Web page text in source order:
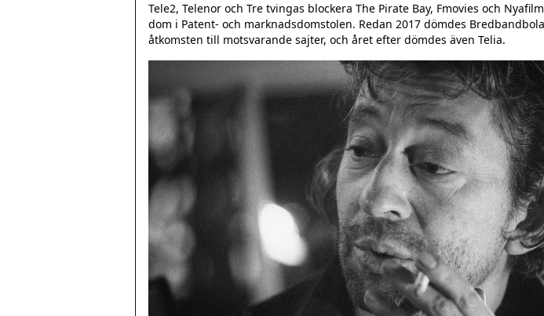
Tele2, Telenor och Tre tvingas blockera The Pirate Bay, Fmovies och
dom i Patent- och marknadsdomstolen. Redan 2017 dömdes